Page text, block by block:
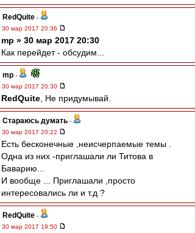
RedQuite -
30 мар 2017 20:36
mp » 30 мар 2017 20:30
Как перейдет - обсудим...
mp -
30 мар 2017 20:30
RedQuite , Не придумывай.
Стараюсь думать -
30 мар 2017 20:22
Есть бесконечные ,неисчерпаемые темы .
Одна из них -приглашали ли Титова в
Баварию...
И вообще ... Приглашали ,просто
интересовались ли и т.д ?
RedQuite -
30 мар 2017 19:50